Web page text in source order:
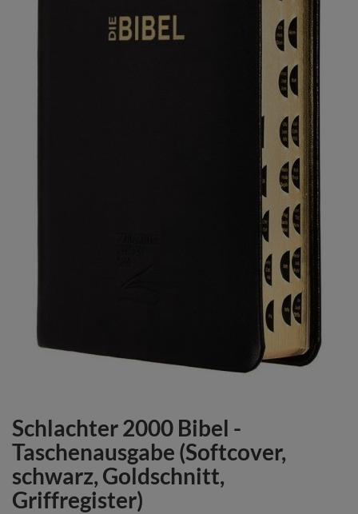
Schlachter 2000 Bibel -
Taschenausgabe (Softcover,
schwarz, Goldschnitt,
Griffregister)
Zum
Anfang
der
Bildergalerie
springen